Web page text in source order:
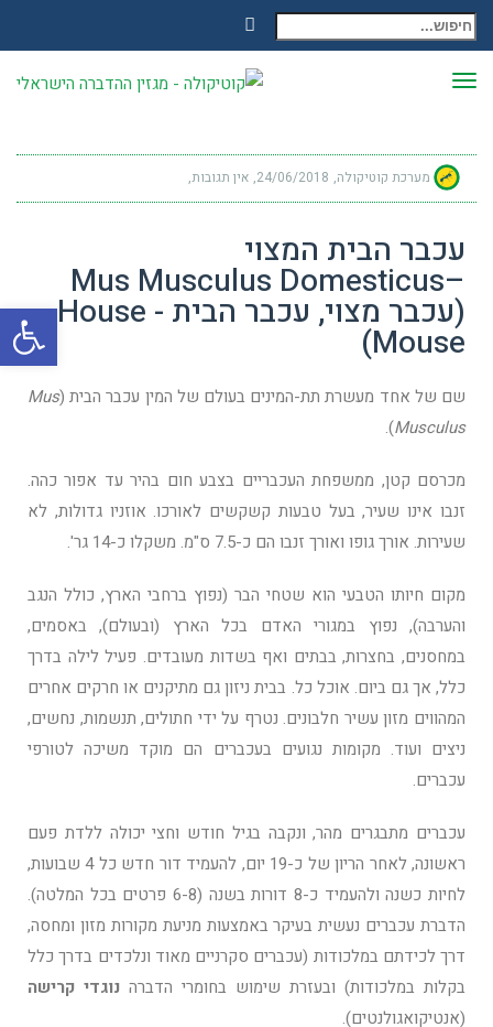
חיפוש עבור:
Facebook
תפריט
מערכת קוטיקולה 24/06/2018 אין תגובות
עכבר הבית המצוי
–Mus Musculus Domesticus
(עכבר מצוי, עכבר הבית - House
Mouse)
שם של אחד מעשרת תת-המינים בעולם של המין עכבר הבית (Mus
Musculus
).
מכרסם קטן, ממשפחת העכבריים בצבע חום בהיר עד אפור כהה.
זנבו אינו שעיר, בעל טבעות קשקשים לאורכו. אוזניו גדולות, לא
שעירות. אורך גופו ואורך זנבו הם כ-7.5 ס"מ. משקלו כ-14 גר'.
מקום חיותו הטבעי הוא שטחי הבר (נפוץ ברחבי הארץ, כולל הנגב
והערבה), נפוץ במגורי האדם בכל הארץ (ובעולם), באסמים,
במחסנים, בחצרות, בבתים ואף בשדות מעובדים. פעיל לילה בדרך
כלל, אך גם ביום. אוכל כל. בבית ניזון גם מתיקנים או חרקים אחרים
המהווים מזון עשיר חלבונים. נטרף על ידי חתולים, תנשמות, נחשים,
ניצים ועוד. מקומות נגועים בעכברים הם מוקד משיכה לטורפי
עכברים.
עכברים מתבגרים מהר, ונקבה בגיל חודש וחצי יכולה ללדת פעם
ראשונה, לאחר הריון של כ-19 יום, להעמיד דור חדש כל 4 שבועות,
לחיות כשנה ולהעמיד כ-8 דורות בשנה (6-8 פרטים בכל המלטה).
הדברת עכברים נעשית בעיקר באמצעות מניעת מקורות מזון ומחסה,
דרך לכידתם במלכודות (עכברים סקרניים מאוד ונלכדים בדרך כלל
בקלות במלכודות) ובעזרת שימוש בחומרי הדברה נוגדי קרישה
(אנטיקואגולנטים).